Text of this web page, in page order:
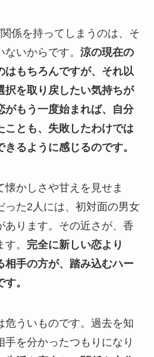
係を持ってしまうのは、そ
いからです。 涼の現在の
はもちろんですが、それ以
択を取り戻したい気持ちが
がもう一度始まれば、自分
ことも、失敗したわけでは
るように感じるのです。
かしさや甘えを見せま
った2人には、初対面の男女
あります。その近さが、香
。 完全に新しい恋より
相手の方が、踏み込むハー
。
危ういものです。過去を知
手を分かったつもりになり